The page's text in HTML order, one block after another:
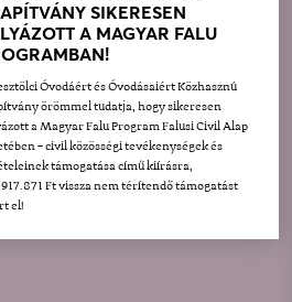
SIKERESEN
A MAGYAR FALU
Óvodáért és Óvodásaiért Közhasznú
örömmel tudatja, hogy sikeresen
a Magyar Falu Program Falusi Civil Alap
– civil közösségi tevékenységek és
támogatása című kiírásra,
Ft vissza nem térítendő támogatást
el!